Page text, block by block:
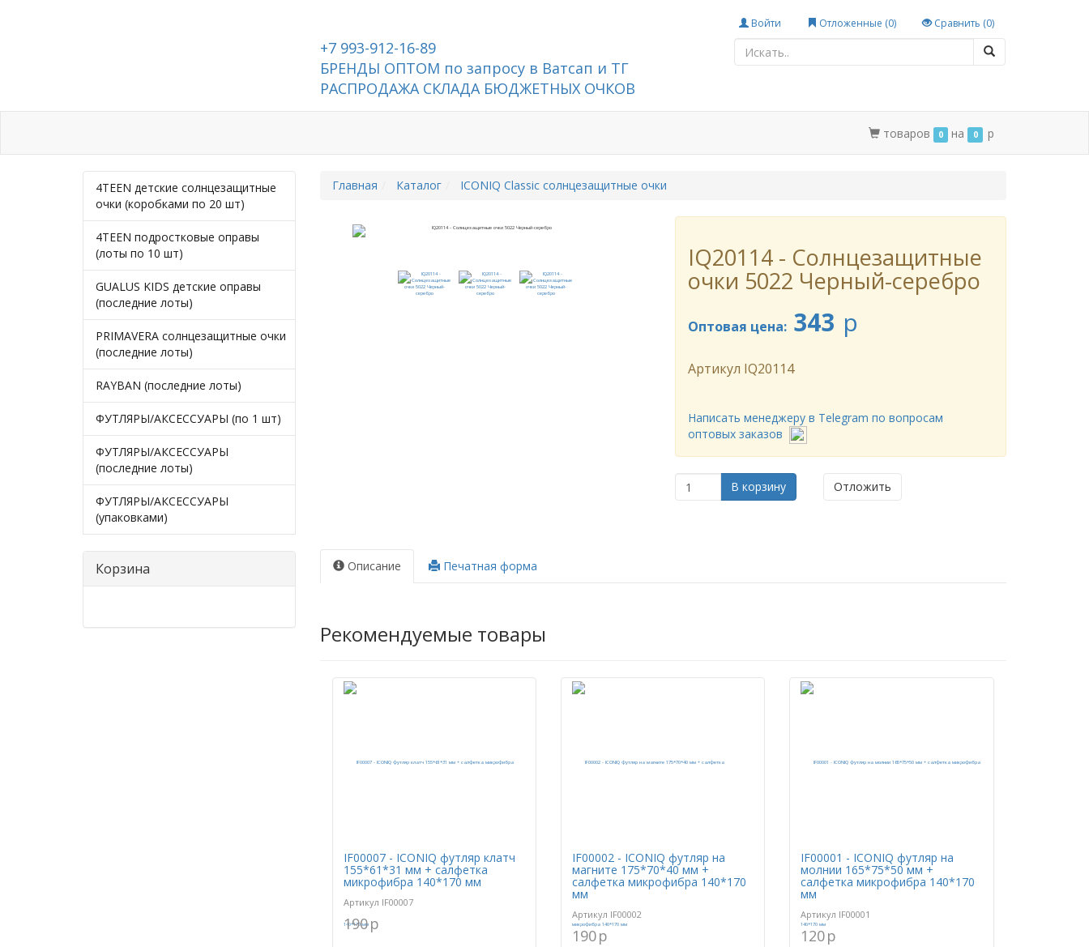
Войти Отложенные (0) Сравнить (0)
+7 993-912-16-89
БРЕНДЫ ОПТОМ по запросу в Ватсап и ТГ
РАСПРОДАЖА СКЛАДА БЮДЖЕТНЫХ ОЧКОВ
товаров 0 на 0 p
4TEEN детские солнцезащитные
очки (коробками по 20 шт)
4TEEN подростковые оправы
(лоты по 10 шт)
GUALUS KIDS детские оправы
(последние лоты)
PRIMAVERA солнцезащитные очки
(последние лоты)
RAYBAN (последние лоты)
ФУТЛЯРЫ/АКСЕССУАРЫ (по 1 шт)
ФУТЛЯРЫ/АКСЕССУАРЫ
(последние лоты)
ФУТЛЯРЫ/АКСЕССУАРЫ
(упаковками)
Корзина
Главная Каталог ICONIQ Classic солнцезащитные очки
IQ20114 - Солнцезащитные
очки 5022 Черный-серебро
Оптовая цена: 343 p
Артикул IQ20114
Написать менеджеру в Telegram по вопросам
оптовых заказов
В корзину Отложить
Описание Печатная форма
Рекомендуемые товары
IF00007 - ICONIQ футляр клатч
155*61*31 мм + салфетка
микрофибра 140*170 мм
Артикул IF00007
190p
IF00002 - ICONIQ футляр на
магните 175*70*40 мм +
салфетка микрофибра 140*170
мм
Артикул IF00002
190p
IF00001 - ICONIQ футляр на
молнии 165*75*50 мм +
салфетка микрофибра 140*170
мм
Артикул IF00001
120p